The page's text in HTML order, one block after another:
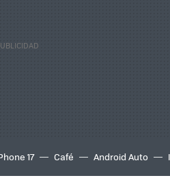
17 Café Android Auto